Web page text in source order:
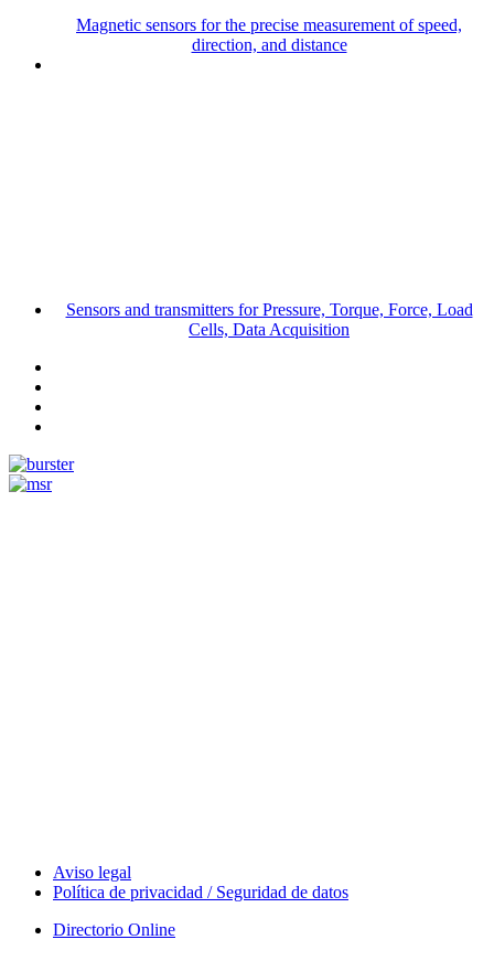
Magnetic sensors for the precise measurement of speed,
direction, and distance
Sensors and transmitters for Pressure, Torque, Force, Load
Cells, Data Acquisition
Aviso legal
Política de privacidad / Seguridad de datos
Directorio Online